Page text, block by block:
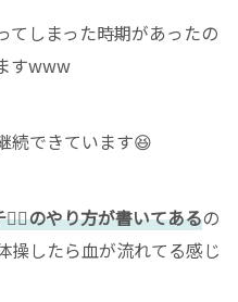
てしまった時期があったの
すwww
続できています😆
のやり方が書いてあるの
操したら血が流れてる感じ